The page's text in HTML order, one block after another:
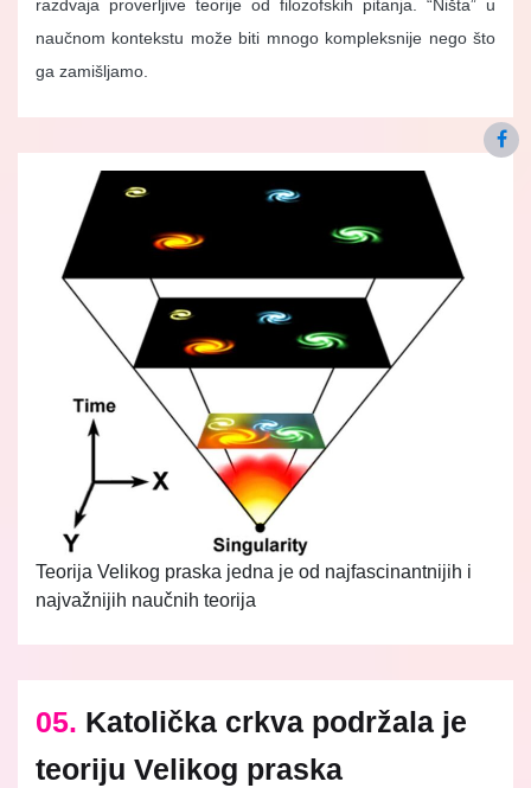
razdvaja proverljive teorije od filozofskih pitanja. “Ništa” u
naučnom kontekstu može biti mnogo kompleksnije nego što
ga zamišljamo.
Teorija Velikog praska jedna je od najfascinantnijih i
najvažnijih naučnih teorija
05. Katolička crkva podržala je
teoriju Velikog praska